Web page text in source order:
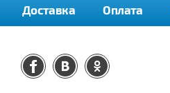
Доставка Оплата